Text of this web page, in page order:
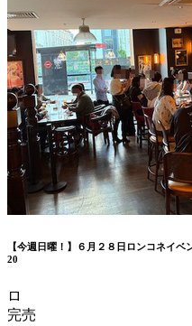
【今週日曜！】６月２８日ロンコネイベ
20
ロ
完売